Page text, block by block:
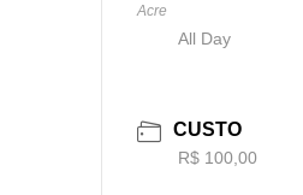
Acre
All Day
CUSTO
R$ 100,00